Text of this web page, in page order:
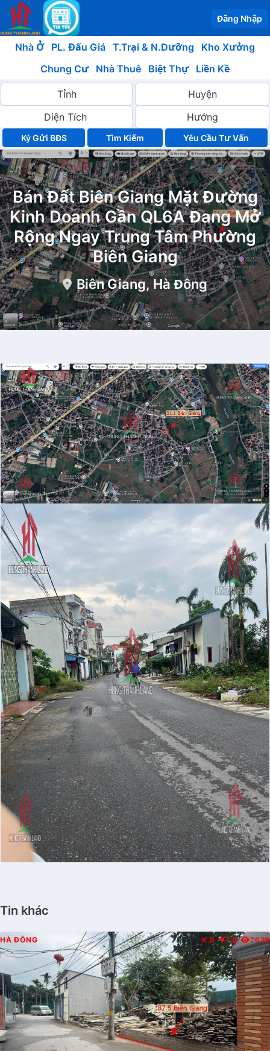
Đăng Nhập
Nhà Ở PL. Đấu Giá T.Trại & N.Dưỡng
Kho Xưởng
Chung Cư
Nhà Thuê Biệt Thự Liền Kề
Ký Gửi BĐS Yêu Cầu Tư Vấn
Bán Đất Biên Giang Mặt Đường
Kinh Doanh Gần QL6A Đang Mở
Rộng Ngay Trung Tâm Phường
Biên Giang
Biên Giang, Hà Đông
Tin khác
HÀ ĐÔNG K.D T.B 7629